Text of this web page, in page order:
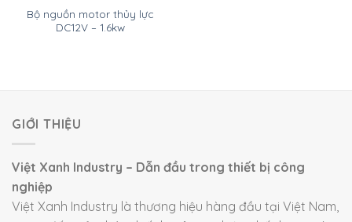
Bộ nguồn motor thủy lực
DC12V – 1.6kw
GIỚI THIỆU
Việt Xanh Industry – Dẫn đầu trong thiết bị công
nghiệp
Việt Xanh Industry là thương hiệu hàng đầu tại Việt Nam,